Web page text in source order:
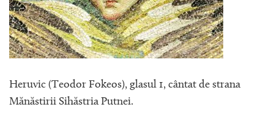
Heruvic (Teodor Fokeos), glasul 1, cântat de strana
Mănăstirii Sihăstria Putnei.